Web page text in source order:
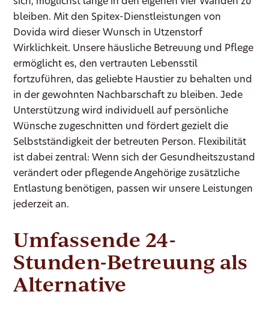
bleiben. Mit den Spitex-Dienstleistungen von
Dovida wird dieser Wunsch in Utzenstorf
Wirklichkeit. Unsere häusliche Betreuung und Pflege
ermöglicht es, den vertrauten Lebensstil
fortzuführen, das geliebte Haustier zu behalten und
in der gewohnten Nachbarschaft zu bleiben. Jede
Unterstützung wird individuell auf persönliche
Wünsche zugeschnitten und fördert gezielt die
Selbstständigkeit der betreuten Person. Flexibilität
ist dabei zentral: Wenn sich der Gesundheitszustand
verändert oder pflegende Angehörige zusätzliche
Entlastung benötigen, passen wir unsere Leistungen
jederzeit an.
Umfassende 24-
Stunden-Betreuung als
Alternative